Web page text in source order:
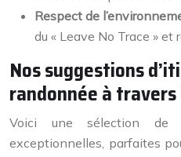
Respect de
du « Leave No Trace » et
Nos suggestions
randonnée à travers
Voici une sélection de
exceptionnelles, parfaites